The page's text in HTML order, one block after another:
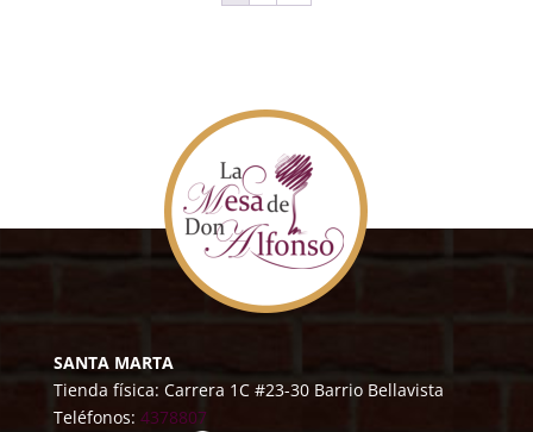
SANTA MARTA
Tienda física: Carrera 1C #23-30 Barrio Bellavista
Teléfonos: 4378807